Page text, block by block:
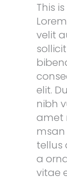
This
velit
elit.
nibh
amet
msan
tellus
a
vitae